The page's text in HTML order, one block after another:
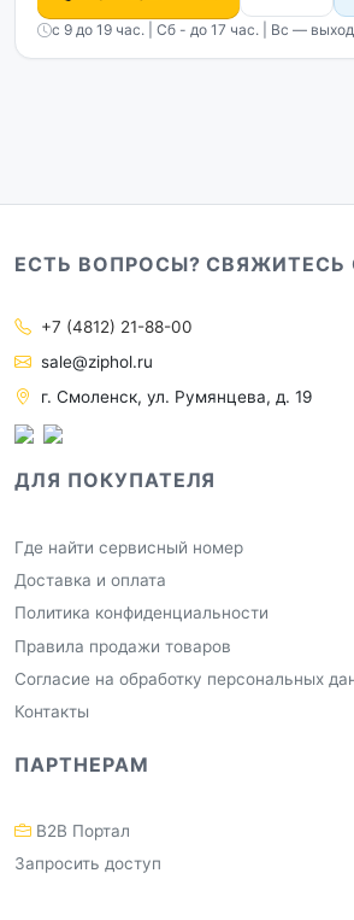
с 9 до 19 час. | Сб - до 17 час. | Вс —
ЕСТЬ ВОПРОСЫ? СВЯЖИТЕСЬ
+7 (4812) 21-88-00
sale@ziphol.ru
г. Смоленск, ул. Румянцева, д. 19
ДЛЯ ПОКУПАТЕЛЯ
Где найти сервисный номер
Доставка и оплата
Политика конфиденциальности
Правила продажи товаров
Согласие на обработку персональных
Контакты
ПАРТНЕРАМ
B2B Портал
Запросить доступ